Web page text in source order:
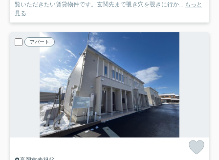
覧いただきたい賃貸物件です。玄関先まで覗き穴を覗きに行か...
もっと
見る
アパート